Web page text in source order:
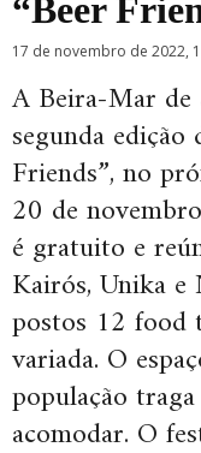
“Beer
17 de novembro de 2022,
A Beira-Mar de
segunda
Friends”, no
20 de
é gratuito e
Kairós, Unika e
postos 12 food
variada. O
população
acomodar. O